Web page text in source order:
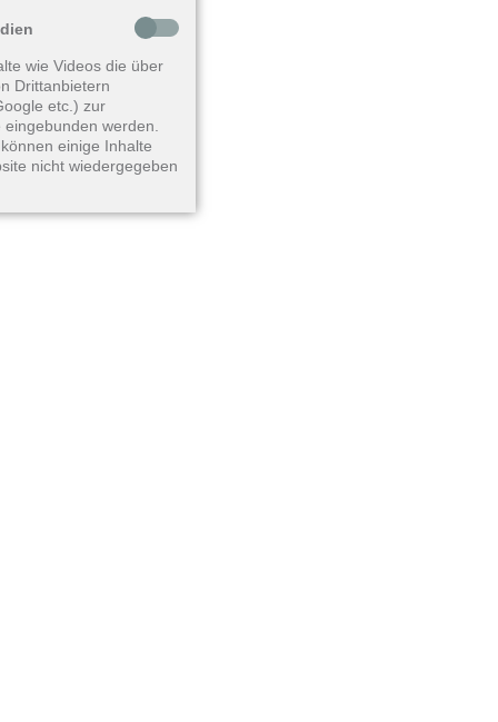
wie Videos die über
Drittanbietern
etc.) zur
eingebunden werden.
einige Inhalte
nicht wiedergegeben